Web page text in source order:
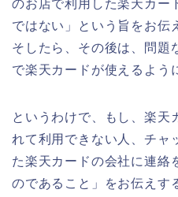
のお店で利用した楽天カー
ではない」という旨をお伝
そしたら、その後は、問題
で楽天カードが使えるよう
というわけで、もし、楽天
れて利用できない人、チャ
た楽天カードの会社に連絡
のであること」をお伝えす